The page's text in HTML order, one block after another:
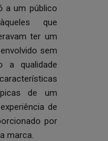
a um público
que
ter um
sem
a qualidade
de um
de
por
marca.